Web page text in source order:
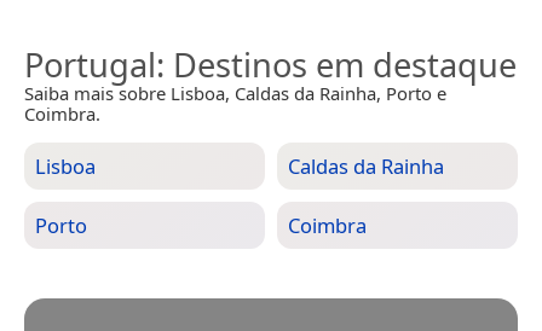
Portugal: Destinos em destaque
Saiba mais sobre Lisboa, Caldas da Rainha, Porto e
Coimbra.
Lisboa Caldas da Rainha
Porto Coimbra